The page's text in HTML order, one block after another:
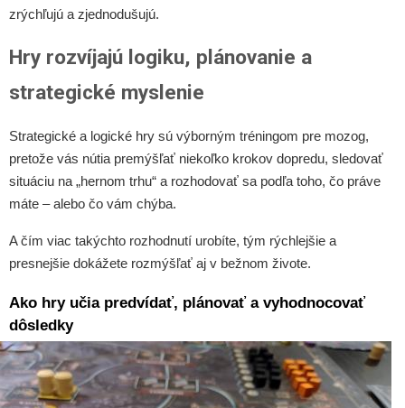
zrýchľujú a zjednodušujú.
Hry rozvíjajú logiku, plánovanie a
strategické myslenie
Strategické a logické hry sú výborným tréningom pre mozog,
pretože vás nútia premýšľať niekoľko krokov dopredu, sledovať
situáciu na „hernom trhu“ a rozhodovať sa podľa toho, čo práve
máte – alebo čo vám chýba.
A čím viac takýchto rozhodnutí urobíte, tým rýchlejšie a
presnejšie dokážete rozmýšľať aj v bežnom živote.
Ako hry učia predvídať, plánovať a vyhodnocovať
dôsledky